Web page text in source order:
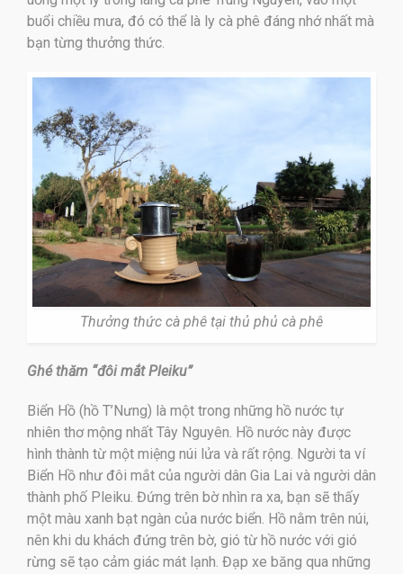
buổi chiều mưa, đó có thể là ly cà phê đáng nhớ nhất mà
bạn từng thưởng thức.
Thưởng thức cà phê tại thủ phủ cà phê
Ghé thăm “đôi mắt Pleiku”
Biển Hồ (hồ T’Nưng) là một trong những hồ nước tự
nhiên thơ mộng nhất Tây Nguyên. Hồ nước này được
hình thành từ một miệng núi lửa và rất rộng. Người ta ví
Biển Hồ như đôi mắt của người dân Gia Lai và người dân
thành phố Pleiku. Đứng trên bờ nhìn ra xa, bạn sẽ thấy
một màu xanh bạt ngàn của nước biển. Hồ nằm trên núi,
nên khi du khách đứng trên bờ, gió từ hồ nước với gió
rừng sẽ tạo cảm giác mát lạnh. Đạp xe băng qua những